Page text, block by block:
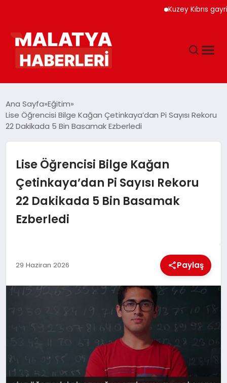
Kuzey Kıbrıs
GÜNDEM
DÜNYA
EĞITIM
EKONOMI
TEKNOLOJI
Ana Sayfa Eğitim
Lise Öğrencisi Bilge Kağan Çetinkaya’dan Pi Sayısı Rekoru
22 Dakikada 5 Bin Basamak Ezberledi
Lise Öğrencisi Bilge Kağan
Çetinkaya’dan Pi Sayısı Rekoru
22 Dakikada 5 Bin Basamak
Ezberledi
29 Haziran 2026 Paylaş